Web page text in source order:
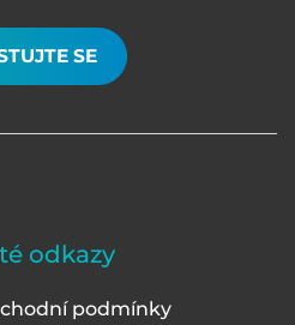
SE
odkazy
podmínky